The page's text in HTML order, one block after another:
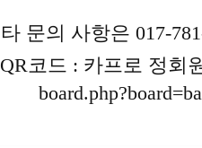
문의 사항은 017-